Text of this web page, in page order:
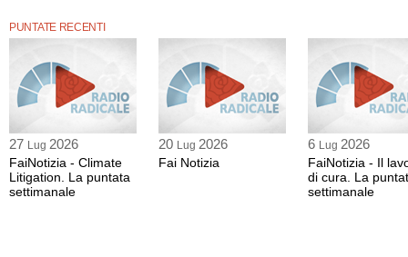
PUNTATE RECENTI
27 Lug 2026
FaiNotizia - Climate
Litigation. La puntata
settimanale
20 Lug 2026
Fai Notizia
6 Lug 2026
FaiNotizia - Il
di cura. La
settimanale